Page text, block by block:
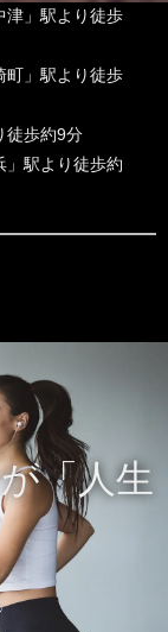
津」駅より徒歩
町」駅より徒歩
徒歩約9分
」駅より徒歩約
「人生